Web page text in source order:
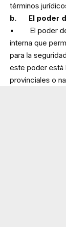
términos
b. El poder
• El poder de
interna que
para la
este poder está
provinciales o